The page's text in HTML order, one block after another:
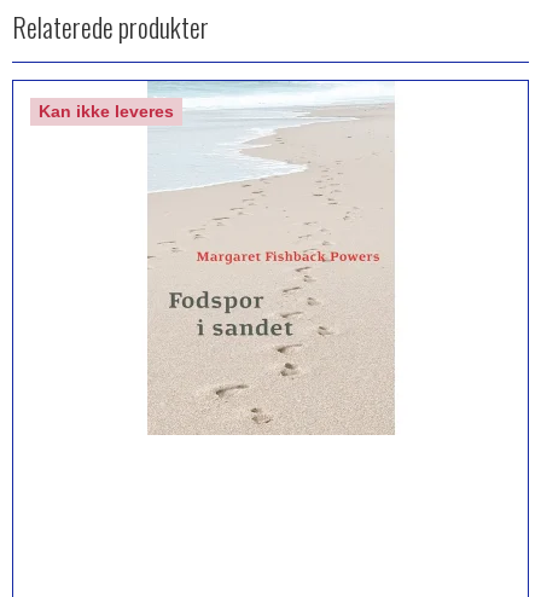
Relaterede produkter
Kan ikke leveres